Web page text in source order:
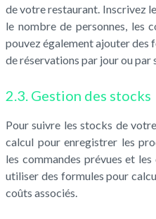
de votre restaurant. Inscrivez
le nombre de personnes, les
pouvez également ajouter des
de réservations par jour ou par
2.3. Gestion des stocks
Pour suivre les stocks de
calcul pour enregistrer les
les commandes prévues et
utiliser des formules pour
coûts associés.